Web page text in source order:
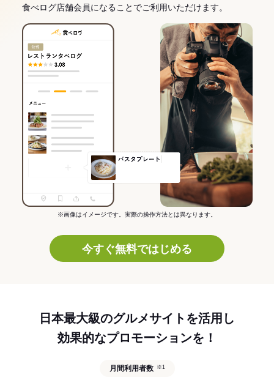
食べログ店舗会員になることでご利用いただけます。
※画像はイメージです。実際の操作方法とは異なります。
今すぐ無料ではじめる
日本最大級のグルメサイトを活用し
効果的なプロモーションを！
月間利用者数 ※1